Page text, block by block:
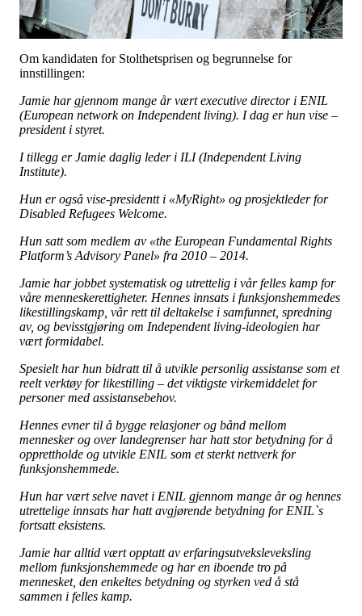
Om kandidaten for Stolthetsprisen og begrunnelse for
innstillingen:
Jamie har gjennom mange år vært executive director i ENIL
(European network on Independent living). I dag er hun vise –
president i styret.
I tillegg er Jamie daglig leder i ILI (Independent Living
Institute).
Hun er også vise-presidentt i «MyRight» og prosjektleder for
Disabled Refugees Welcome.
Hun satt som medlem av «the European Fundamental Rights
Platform’s Advisory Panel» fra 2010 – 2014.
Jamie har jobbet systematisk og utrettelig i vår felles kamp for
våre menneskerettigheter. Hennes innsats i funksjonshemmedes
likestillingskamp, vår rett til deltakelse i samfunnet, spredning
av, og bevisstgjøring om Independent living-ideologien har
vært formidabel.
Spesielt har hun bidratt til å utvikle personlig assistanse som et
reelt verktøy for likestilling – det viktigste virkemiddelet for
personer med assistansebehov.
Hennes evner til å bygge relasjoner og bånd mellom
mennesker og over landegrenser har hatt stor betydning for å
opprettholde og utvikle ENIL som et sterkt nettverk for
funksjonshemmede.
Hun har vært selve navet i ENIL gjennom mange år og hennes
utrettelige innsats har hatt avgjørende betydning for ENIL`s
fortsatt eksistens.
Jamie har alltid vært opptatt av erfaringsutveksleveksling
mellom funksjonshemmede og har en iboende tro på
mennesket, den enkeltes betydning og styrken ved å stå
sammen i felles kamp.